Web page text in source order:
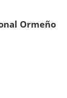
Ormeño